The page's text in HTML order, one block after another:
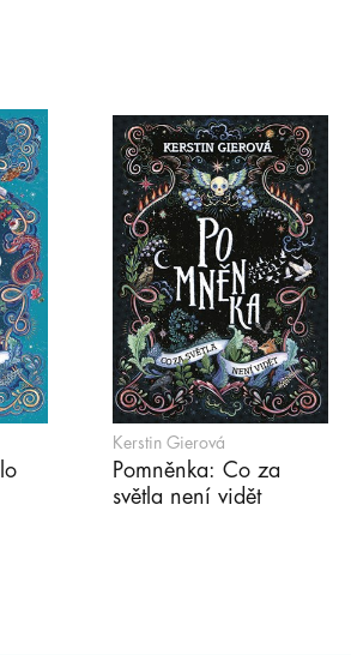
Kerstin Gierová
Pomněnka: Co za
světla není vidět